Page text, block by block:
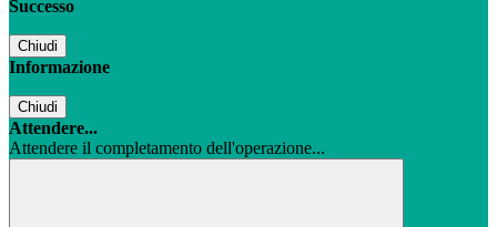
Successo
Chiudi
Informazione
Chiudi
Attendere...
Attendere il completamento dell'operazione...